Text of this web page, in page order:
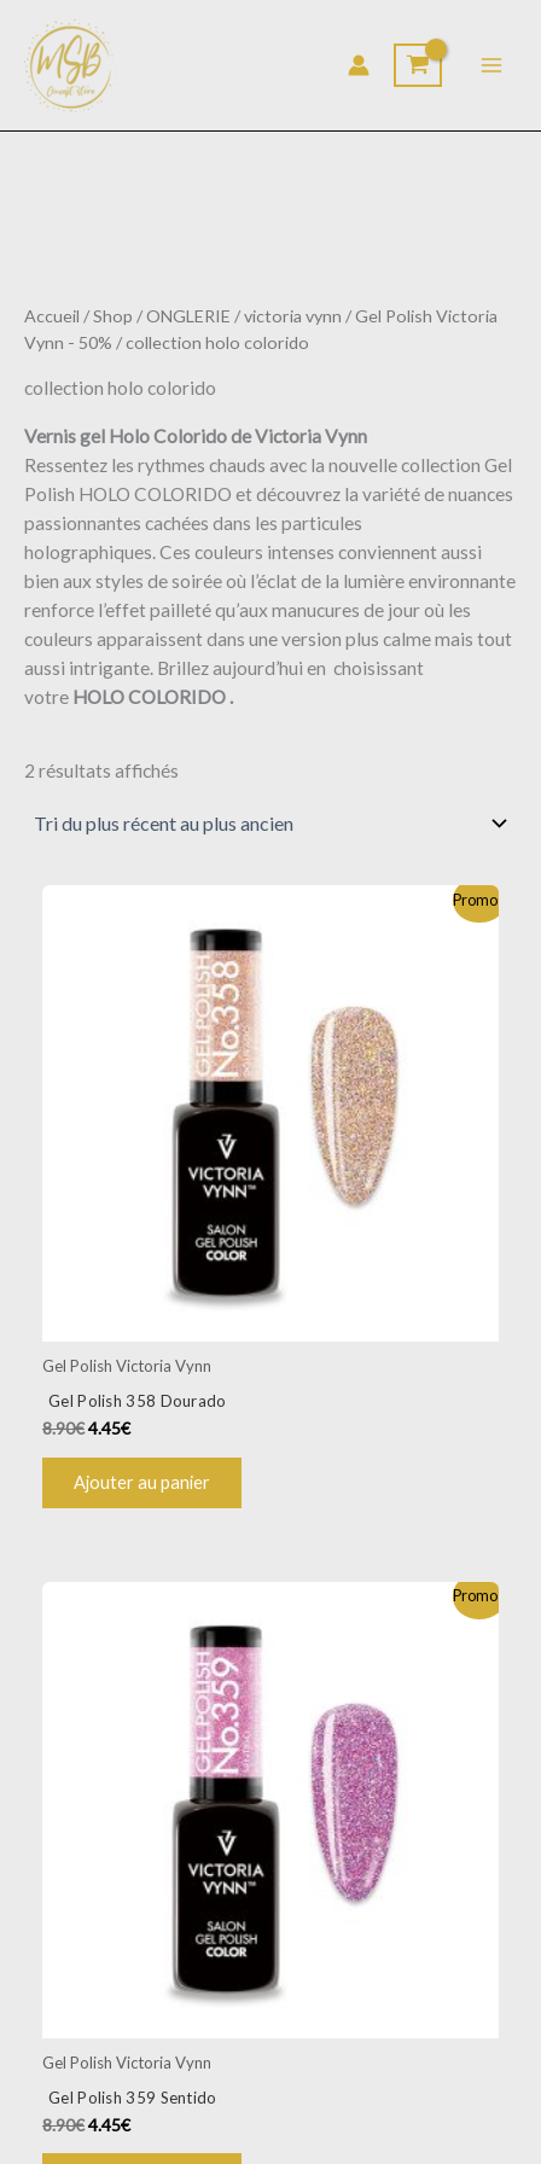
contenu
Accueil /Shop /ONGLERIE /victoria vynn /Gel Polish Victoria
Vynn - 50% / collection holo colorido
collection holo colorido
Vernis gel Holo Colorido de Victoria Vynn
Ressentez les rythmes chauds avec la nouvelle collection Gel
Polish HOLO COLORIDO et découvrez la variété de nuances
passionnantes cachées dans les particules
holographiques. Ces couleurs intenses conviennent aussi
bien aux styles de soirée où l’éclat de la lumière environnante
renforce l’effet pailleté qu’aux manucures de jour où les
couleurs apparaissent dans une version plus calme mais tout
aussi intrigante. Brillez aujourd’hui en choisissant
votre HOLO COLORIDO .
2 résultats affichés
Promo !
Gel Polish Victoria Vynn
Gel Polish 358 Dourado
8.90€4.45€
Ajouter au panier
Promo !
Gel Polish Victoria Vynn
Gel Polish 359 Sentido
8.90€4.45€